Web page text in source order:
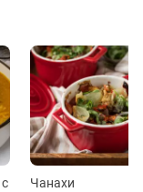
Чанахи